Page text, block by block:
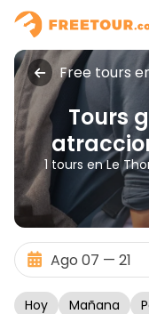
Free tours
Tours
1 tours en Le
Hoy Mañana